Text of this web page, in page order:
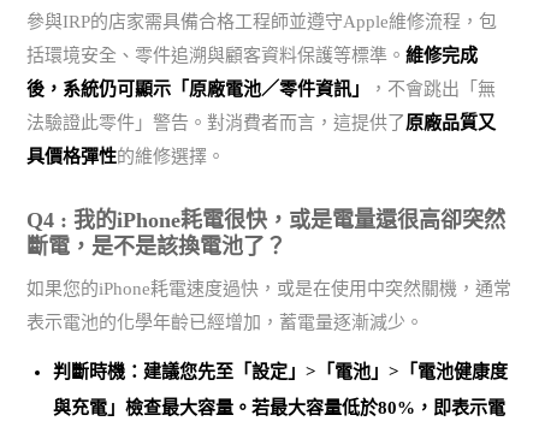
參與IRP的店家需具備合格工程師並遵守Apple維修流程，包
括環境安全、零件追溯與顧客資料保護等標準。維修完成
後，系統仍可顯示「原廠電池／零件資訊」
，不會跳出「無
法驗證此零件」警告。對消費者而言，這提供了原廠品質又
具價格彈性的維修選擇。
Q4 : 我的iPhone耗電很快，或是電量還很高卻突然
斷電，是不是該換電池了？
如果您的iPhone耗電速度過快，或是在使用中突然關機，通常
表示電池的化學年齡已經增加，蓄電量逐漸減少。
判斷時機：建議您先至「設定」>「電池」>「電池健康度
與充電」檢查最大容量。若最大容量低於80%，即表示電